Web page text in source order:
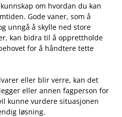
​om hvordan du kan
⁣Gode vaner, som å
unngå⁤ å skylle ned store
kan bidra til å‌ opprettholde
for å håndtere tette
eller blir verre, kan det
⁣eller annen‍ fagperson for
‌kunne ⁤vurdere situasjonen
løsning.